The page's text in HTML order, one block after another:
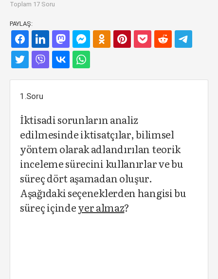
Toplam 17 Soru
PAYLAŞ:
1.Soru
İktisadi sorunların analiz
edilmesinde iktisatçılar, bilimsel
yöntem olarak adlandırılan teorik
inceleme sürecini kullanırlar ve bu
süreç dört aşamadan oluşur.
Aşağıdaki seçeneklerden hangisi bu
süreç içindeyer almaz?